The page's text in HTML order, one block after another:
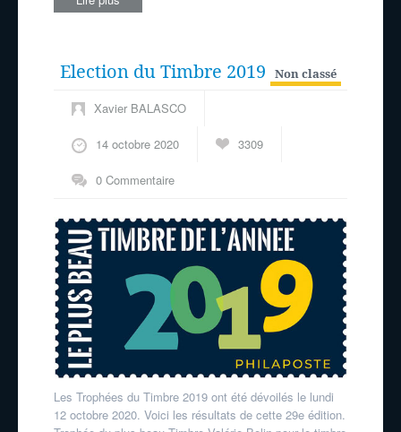
Election du Timbre 2019 Non classé
Xavier BALASCO
14 octobre 2020 3309
0 Commentaire
Les Trophées du Timbre 2019 ont été dévoilés le lundi
12 octobre 2020. Voici les résultats de cette 29e édition.